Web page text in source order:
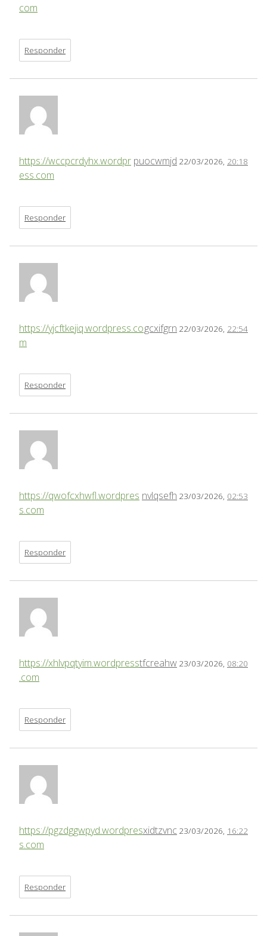
com
Responder
puocwmjd 22/03/2026, 20:18
https://wccpcrdyhx.wordpr
ess.com
Responder
gcxifgrn 22/03/2026, 22:54
https://yjcftkejiq.wordpress.co
m
Responder
nvlqsefh 23/03/2026, 02:53
https://qwofcxhwfl.wordpres
s.com
Responder
tfcreahw 23/03/2026, 08:20
https://xhlvpqtyim.wordpress
.com
Responder
xidtzvnc 23/03/2026, 16:22
https://pgzdggwpyd.wordpres
s.com
Responder